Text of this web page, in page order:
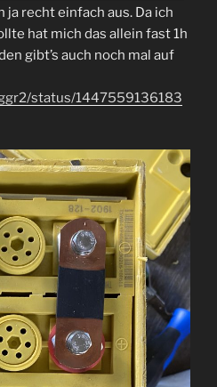
ja recht einfach aus. Da ich
hat mich das allein fast 1h
gibt’s auch noch mal auf
status/1447559136183